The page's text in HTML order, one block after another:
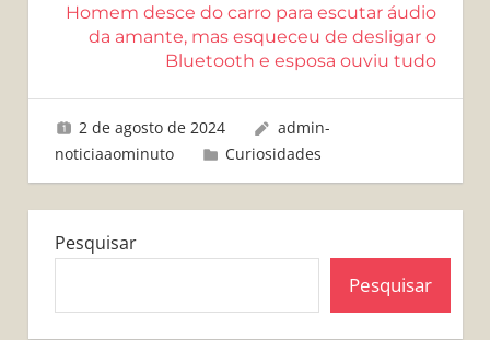
Homem desce do carro para escutar áudio
da amante, mas esqueceu de desligar o
Bluetooth e esposa ouviu tudo
2 de agosto de 2024
admin-
noticiaaominuto
Curiosidades
Pesquisar
Pesquisar